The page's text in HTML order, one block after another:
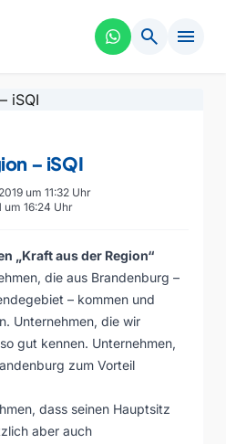
search menu
– iSQI
um 11:32 Uhr
um 16:24 Uhr
„Kraft aus der Region“
die aus Brandenburg –
– kommen und
Unternehmen, die wir
gut kennen. Unternehmen,
zum Vorteil
dass seinen Hauptsitz
aber auch